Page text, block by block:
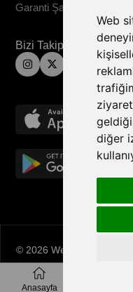
Web
diğer
Garanti Şartları
Bizi Takip Edin
© 2026 Wero Tech , All
Anasayfa